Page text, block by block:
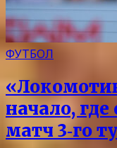
ФУТБОЛ
начало,
матч 3‑го